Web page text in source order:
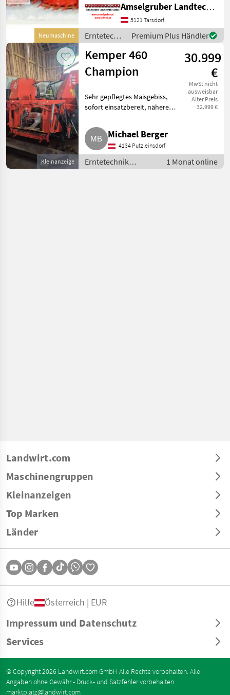
Neumaschine
Stk. Kemper CHAMPION 460
plus NEU LAGERND! 8
Reihiger Mähvorsatz mit
Multispeedgetriebe und
Schn
Amselgruber Landtechnik GmbH
5121 Tarsdorf
Erntetechnik
Ackerbau /
Kemper
Premium Plus Händler
Kleinanzeige
Kemper 460
Champion
30.999
€
MwSt nicht
ausweisbar
Alter Preis
32.999 €
Sehr gepflegtes Maisgebiss,
sofort einsatzbereit, nähere
Ackerbau Erntevorsätze
Michael Berger
4134 Putzleinsdorf
Erntetechnik
Ackerbau /
1 Monat online
Landwirt.com
Maschinengruppen
Kleinanzeigen
Top Marken
Länder
Impressum und Datenschutz
Services
Hilfe Österreich | EUR
© Copyright 2026 Landwirt.com GmbH Alle Rechte vorbehalten. Alle
Angaben ohne Gewähr - Druck- und Satzfehler vorbehalten.
marktplatz@landwirt.com